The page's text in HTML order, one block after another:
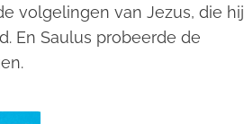
volgelingen van Jezus, die hij
En Saulus probeerde de